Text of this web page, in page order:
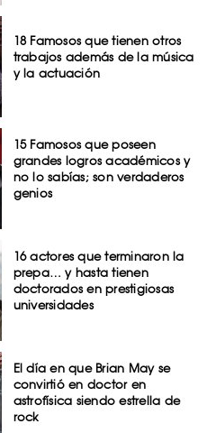
18 Famosos que tienen otros
trabajos además de la música
y la actuación
15 Famosos que poseen
grandes logros académicos y
no lo sabías; son verdaderos
genios
16 actores que terminaron la
prepa… y hasta tienen
doctorados en prestigiosas
universidades
El día en que Brian May se
convirtió en doctor en
astrofísica siendo estrella de
rock